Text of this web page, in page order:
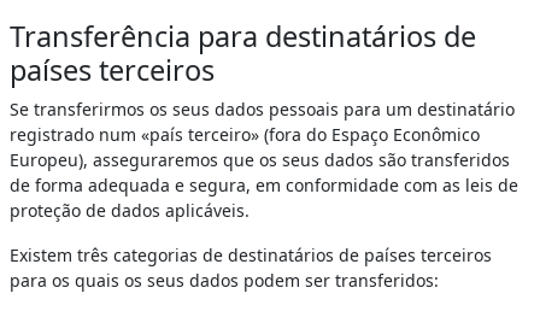
Transferência para destinatários de
países terceiros
Se transferirmos os seus dados pessoais para um destinatário
registrado num «país terceiro» (fora do Espaço Econômico
Europeu), asseguraremos que os seus dados são transferidos
de forma adequada e segura, em conformidade com as leis de
proteção de dados aplicáveis.
Existem três categorias de destinatários de países terceiros
para os quais os seus dados podem ser transferidos: